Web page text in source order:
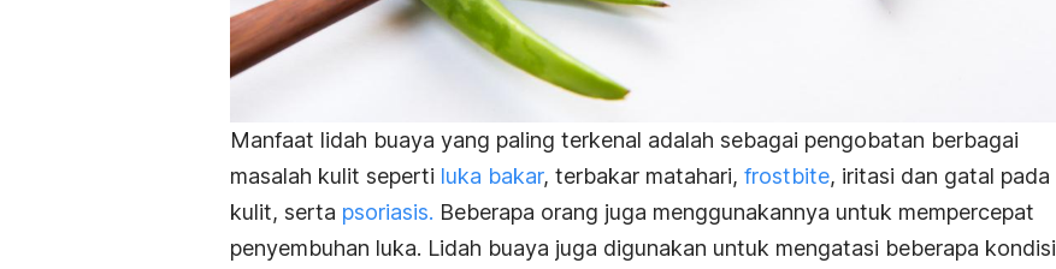
Manfaat lidah buaya yang paling terkenal adalah sebagai pengobatan berbagai
masalah kulit seperti luka bakar, terbakar matahari, frostbite, iritasi dan gatal pada
kulit, serta psoriasis. Beberapa orang juga menggunakannya untuk mempercepat
penyembuhan luka. Lidah buaya juga digunakan untuk mengatasi beberapa kondisi